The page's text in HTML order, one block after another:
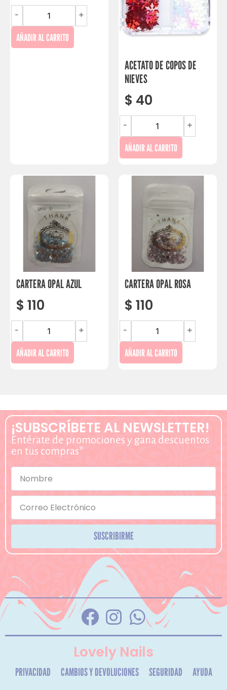
- +
AÑADIR AL CARRITO
ACETATO DE COPOS DE
NIEVES
$ 40
- +
AÑADIR AL CARRITO
CARTERA OPAL AZUL
$ 110
- +
AÑADIR AL CARRITO
CARTERA OPAL ROSA
$ 110
- +
AÑADIR AL CARRITO
¡SUBSCRÍBETE AL NEWSLETTER!
Entérate de promociones y gana descuentos
en tus compras*
SUSCRIBIRME
Lovely Nails
PRIVACIDAD CAMBIOS Y DEVOLUCIONES SEGURIDAD
AYUDA